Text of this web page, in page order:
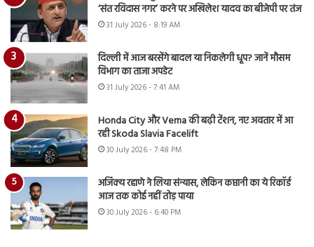
‘संत रविदास नगर’ करने पर अखिलेश यादव का बीजेपी पर तंज
31 July 2026 - 8:19 AM
दिल्ली में आज बरसेंगे बादल या निकलेगी धूप? जानें मौसम
विभाग का ताजा अपडेट
31 July 2026 - 7:41 AM
Honda City और Verna की बढ़ी टेंशन, नए अवतार में आ
रही Skoda Slavia Facelift
30 July 2026 - 7:48 PM
अजिंक्य रहाणे ने लिया संन्यास, लेकिन कप्तानी का ये रिकॉर्ड
आज तक कोई नहीं तोड़ पाया
30 July 2026 - 6:40 PM